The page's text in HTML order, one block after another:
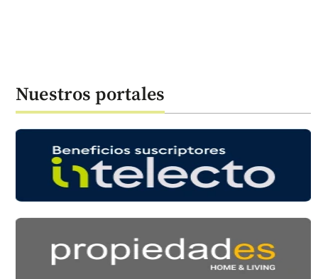
Nuestros portales